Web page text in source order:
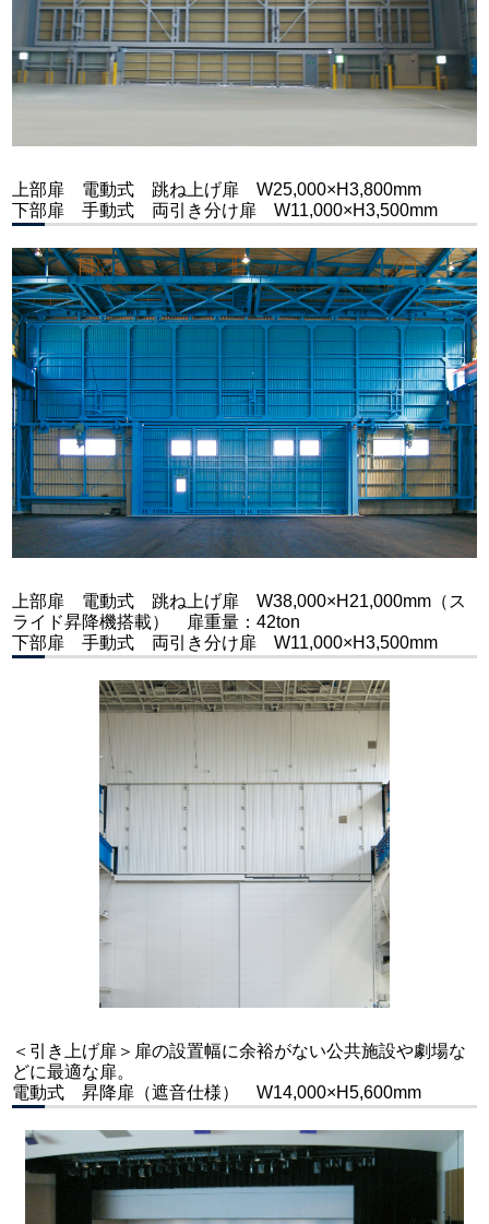
上部扉 電動式 跳ね上げ扉 W25,000×H3,800mm
下部扉 手動式 両引き分け扉 W11,000×H3,500mm
上部扉 電動式 跳ね上げ扉 W38,000×H21,000mm（ス
ライド昇降機搭載） 扉重量：42ton
下部扉 手動式 両引き分け扉 W11,000×H3,500mm
＜引き上げ扉＞扉の設置幅に余裕がない公共施設や劇場な
どに最適な扉。
電動式 昇降扉（遮音仕様） W14,000×H5,600mm